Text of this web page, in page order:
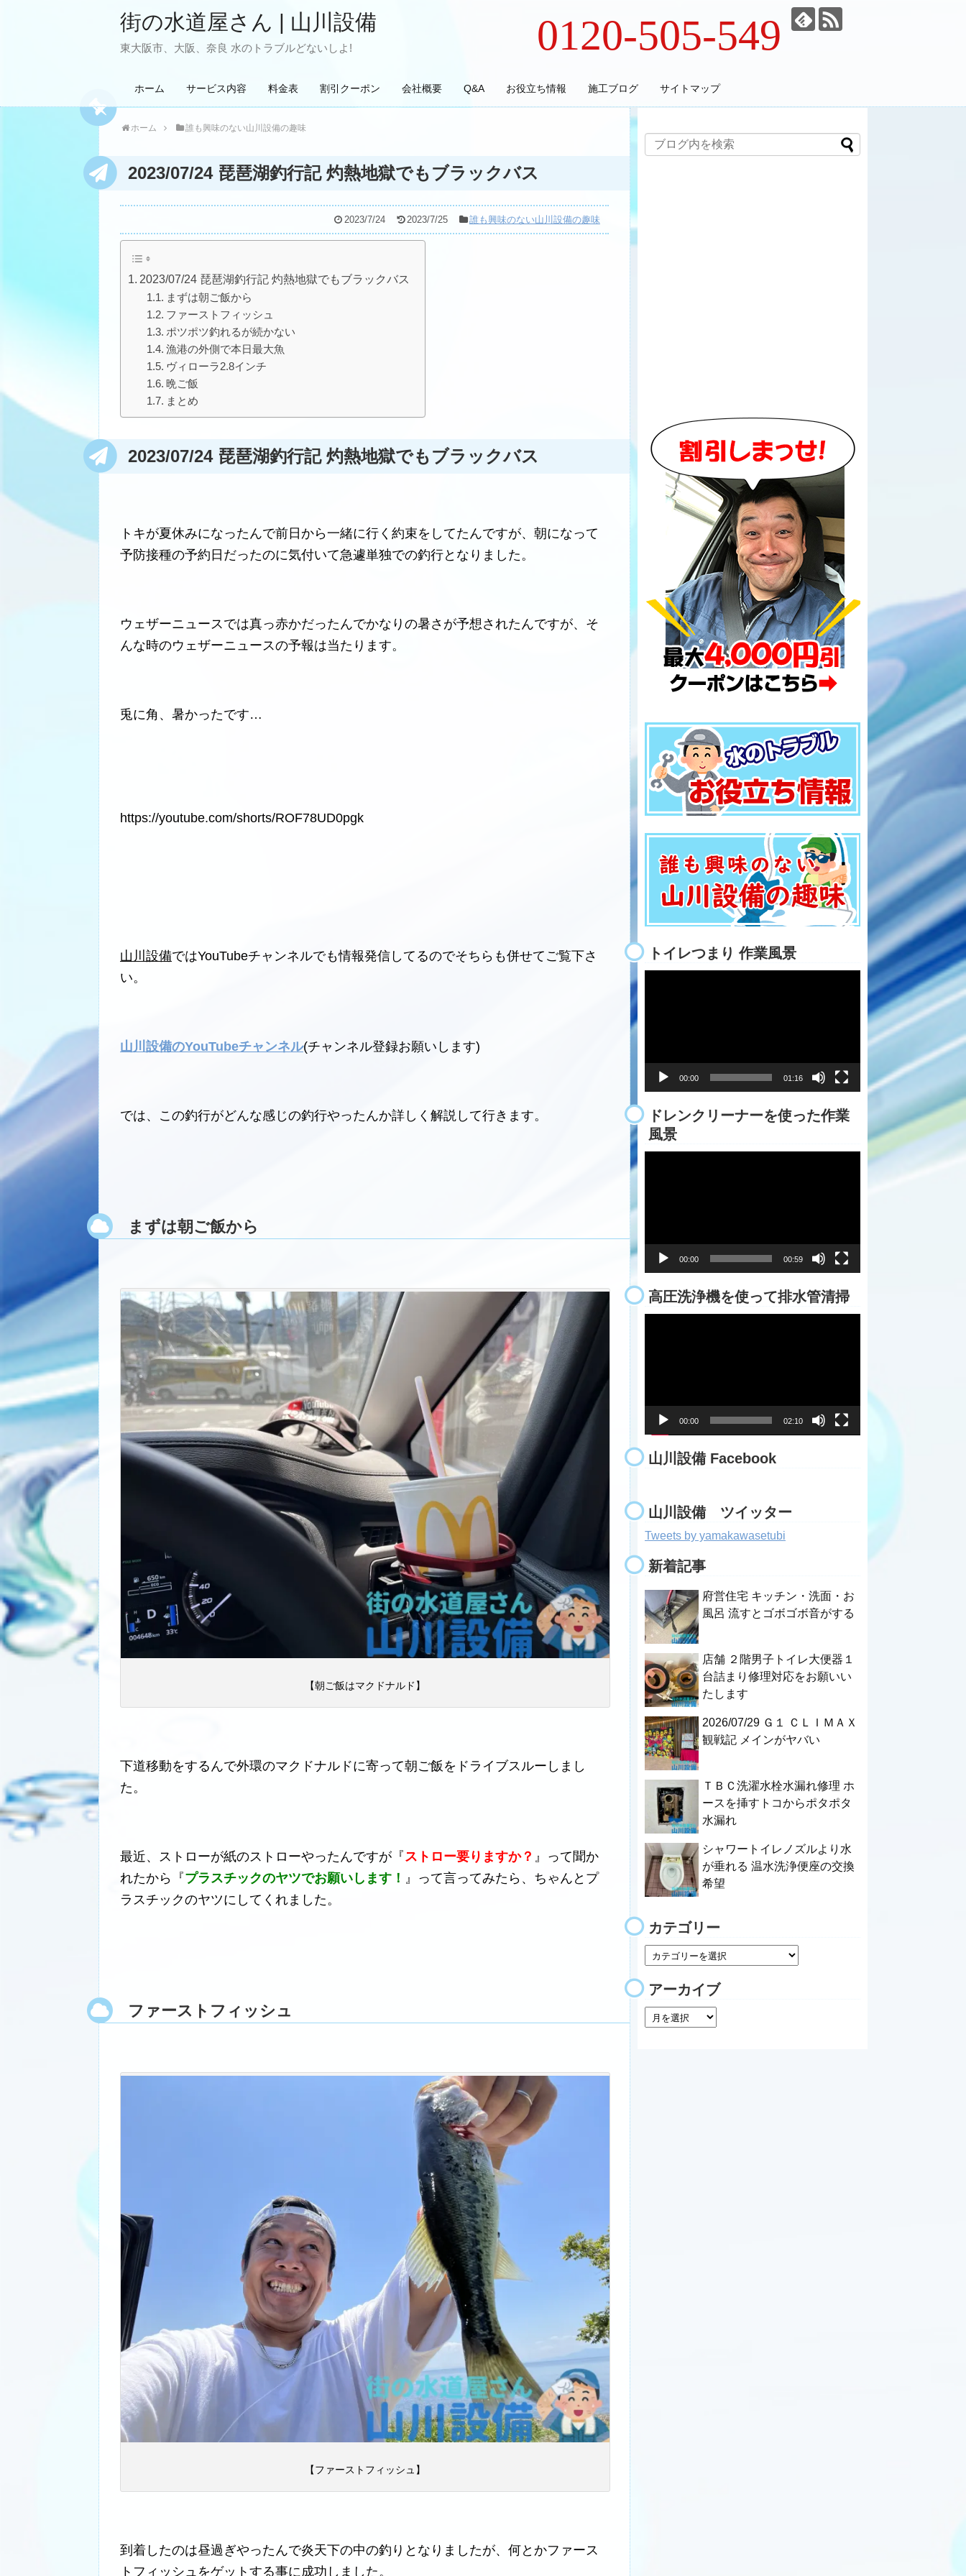
街の水道屋さん | 山川設備
東大阪市、大阪、奈良 水のトラブルどないしよ! 0120-505-549
ホーム サービス内容 料金表 割引クーポン 会社概要 Q&A お役立ち情報 施工ブログ サイトマップ
ホーム 誰も興味のない山川設備の趣味
2023/07/24 琵琶湖釣行記 灼熱地獄でもブラックバス
2023/7/24 2023/7/25 誰も興味のない山川設備の趣味
2023/07/24 琵琶湖釣行記 灼熱地獄でもブラックバス
まずは朝ご飯から
ファーストフィッシュ
ポツポツ釣れるが続かない
漁港の外側で本日最大魚
ヴィローラ2.8インチ
晩ご飯
まとめ
2023/07/24 琵琶湖釣行記 灼熱地獄でもブラックバス
トキが夏休みになったんで前日から一緒に行く約束をしてたんですが、朝になって
予防接種の予約日だったのに気付いて急遽単独での釣行となりました。
ウェザーニュースでは真っ赤かだったんでかなりの暑さが予想されたんですが、そ
んな時のウェザーニュースの予報は当たります。
兎に角、暑かったです…
https://youtube.com/shorts/ROF78UD0pgk
山川設備ではYouTubeチャンネルでも情報発信してるのでそちらも併せてご覧下さ
い。
山川設備のYouTubeチャンネル(チャンネル登録お願いします)
では、この釣行がどんな感じの釣行やったんか詳しく解説して行きます。
まずは朝ご飯から
【朝ご飯はマクドナルド】
下道移動をするんで外環のマクドナルドに寄って朝ご飯をドライブスルーしまし
た。
最近、ストローが紙のストローやったんですが『 ストロー要りますか？ 』って聞か
れたから『プラスチックのヤツでお願いします！ 』って言ってみたら、ちゃんとプ
ラスチックのヤツにしてくれました。
ファーストフィッシュ
【ファーストフィッシュ】
到着したのは昼過ぎやったんで炎天下の中の釣りとなりましたが、何とかファース
トフィッシュをゲットする事に成功しました。
トイレつまり 作業風景
ー
00:00 01:16
ドレンクリーナーを使った作業
風景
ー
00:00 00:59
高圧洗浄機を使って排水管清掃
00:00 02:10
山川設備 Facebook
山川設備 ツイッター
Tweets by yamakawasetubi
新着記事
府営住宅 キッチン・洗面・お
風呂 流すとゴボゴボ音がする
店舗 ２階男子トイレ大便器１
台詰まり修理対応をお願いい
たします
2026/07/29 Ｇ１ ＣＬＩＭＡＸ
観戦記 メインがヤバい
ＴＢＣ洗濯水栓水漏れ修理 ホ
ースを挿すトコからポタポタ
水漏れ
シャワートイレノズルより水
が垂れる 温水洗浄便座の交換
希望
カテゴリー
アーカイブ